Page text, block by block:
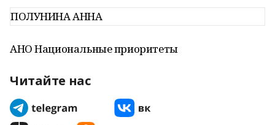
ПОЛУНИНА АННА
АНО Национальные приоритеты
Читайте нас